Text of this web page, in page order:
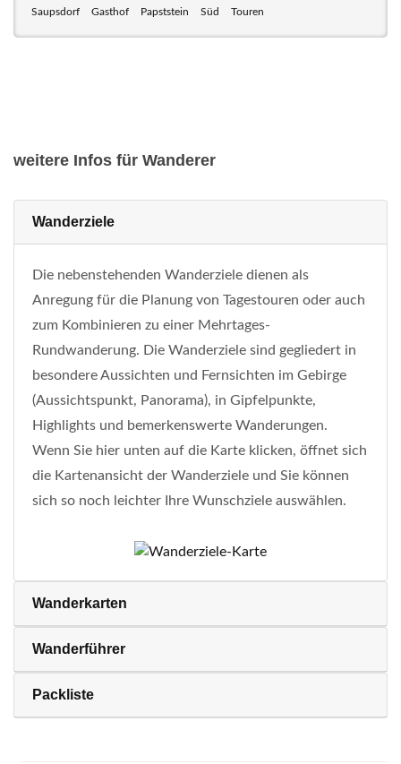
Saupsdorf Gasthof Papststein Süd Touren
weitere Infos für Wanderer
Wanderziele
Die nebenstehenden Wanderziele dienen als
Anregung für die Planung von Tagestouren oder auch
zum Kombinieren zu einer Mehrtages-
Rundwanderung. Die Wanderziele sind gegliedert in
besondere Aussichten und Fernsichten im Gebirge
(Aussichtspunkt, Panorama), in Gipfelpunkte,
Highlights und bemerkenswerte Wanderungen.
Wenn Sie hier unten auf die Karte klicken, öffnet sich
die Kartenansicht der Wanderziele und Sie können
sich so noch leichter Ihre Wunschziele auswählen.
Wanderkarten
Wanderführer
Packliste